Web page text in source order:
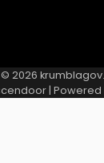
2026
| Powered